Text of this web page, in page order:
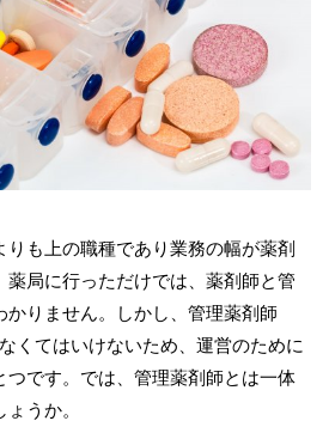
も上の職種であり業務の幅が薬剤
薬局に行っただけでは、薬剤師と管
かりません。しかし、管理薬剤師
くてはいけないため、運営のために
つです。では、管理薬剤師とは一体
うか。